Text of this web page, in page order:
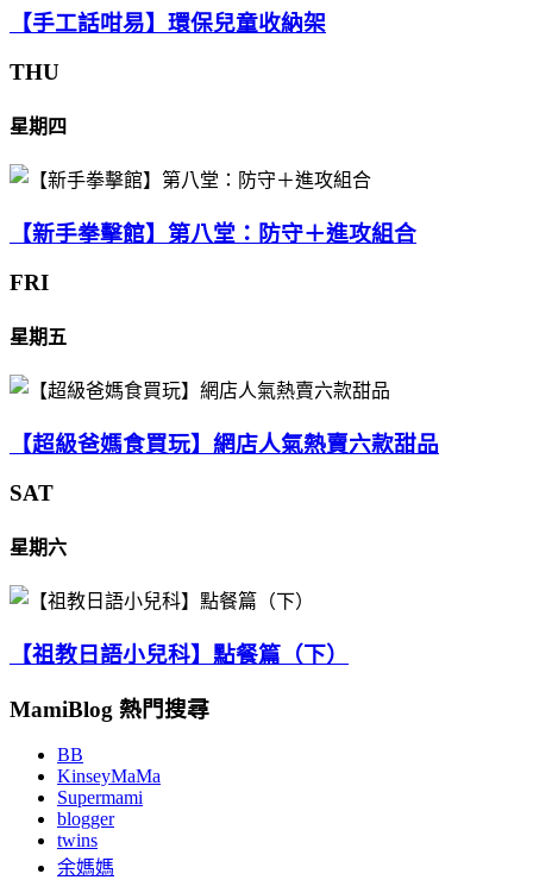
【手工話咁易】環保兒童收納架
THU
星期四
【新手拳擊館】第八堂：防守＋進攻組合
FRI
星期五
【超級爸媽食買玩】網店人氣熱賣六款甜品
SAT
星期六
【祖教日語小兒科】點餐篇（下）
MamiBlog 熱門搜尋
BB
KinseyMaMa
Supermami
blogger
twins
余媽媽